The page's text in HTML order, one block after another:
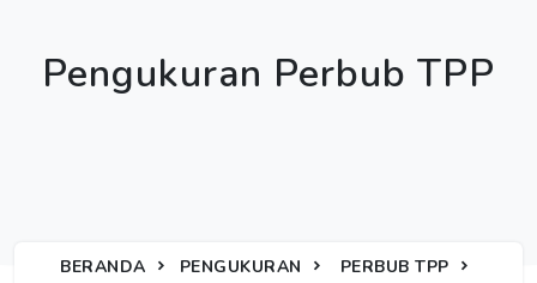
Pengukuran Perbub TPP
BERANDA PENGUKURAN
PERBUB TPP